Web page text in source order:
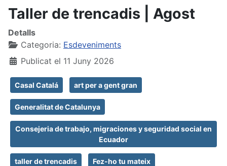
Taller de trencadis | Agost
Detalls
Categoria: Esdeveniments
Publicat el 11 Juny 2026
Casal Catalá art per a gent gran
Generalitat de Catalunya
Consejeria de trabajo, migraciones y seguridad social en
Ecuador
taller de trencadis Fez-ho tu mateix